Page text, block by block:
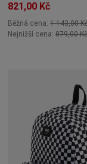
821,00 Kč
Běžná cena: 1 143,00
Nejnižší cena: 879,00 Kč